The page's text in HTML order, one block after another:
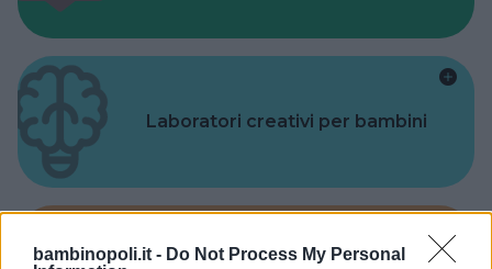
bambinopoli.it - Do Not Process My Personal
Laboratori creativi per bambini